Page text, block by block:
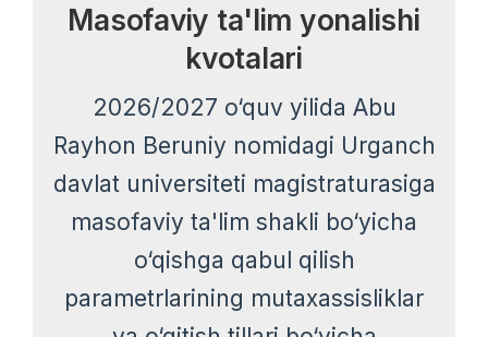
Masofaviy ta'lim yonalishi
kvotalari
2026/2027 o‘quv yilida Abu
Rayhon Beruniy nomidagi Urganch
davlat universiteti magistraturasiga
masofaviy ta'lim shakli bo‘yicha
o‘qishga qabul qilish
parametrlarining mutaxassisliklar